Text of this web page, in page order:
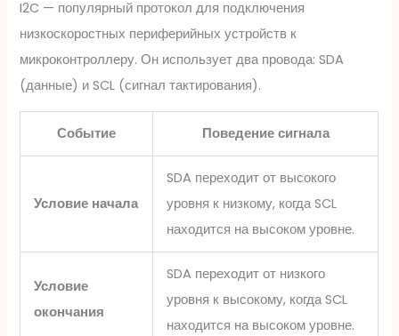
I2C — популярный протокол для подключения
низкоскоростных периферийных устройств к
микроконтроллеру. Он использует два провода: SDA
(данные) и SCL (сигнал тактирования).
Событие Поведение сигнала
Условие начала
SDA переходит от высокого
уровня к низкому, когда SCL
находится на высоком уровне.
Условие
окончания
SDA переходит от низкого
уровня к высокому, когда SCL
находится на высоком уровне.